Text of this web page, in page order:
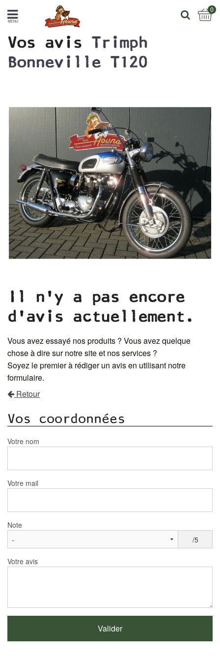
MENU
0
Vos avis Trimph
Bonneville T120
Il n'y a pas encore
d'avis actuellement.
Vous avez essayé nos produits ? Vous avez quelque
chose à dire sur notre site et nos services ?
Soyez le premier à rédiger un avis en utilisant notre
formulaire.
Retour
Vos coordonnées
Votre nom
Votre mail
Note
/5
Votre avis